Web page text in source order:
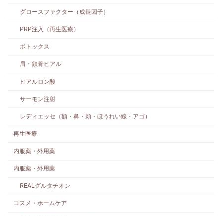
グロースファクター（成長因子）
PRP注入（再生医療）
ボトックス
肩・鎖骨ヒアル
ヒアルロン酸
サーモン注射
レディエッセ（額・鼻・頬・ほうれい線・アゴ）
再生医療
内服薬・外用薬
内服薬・外用薬
REALグルタチオン
コスメ・ホームケア